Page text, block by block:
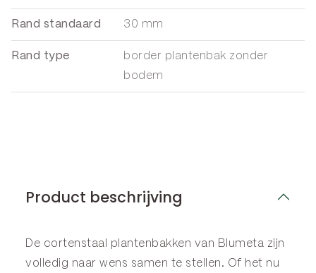
Rand standaard 30 mm
Rand type
border plantenbak zonder
bodem
Product beschrijving
De cortenstaal plantenbakken van Blumeta zijn
volledig naar wens samen te stellen. Of het nu